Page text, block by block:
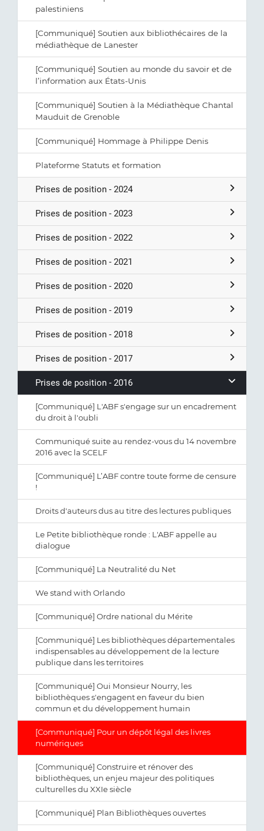
palestiniens
[Communiqué] Soutien aux bibliothécaires de la
médiathèque de Lanester
[Communiqué] Soutien au monde du savoir et de
l’information aux États-Unis
[Communiqué] Soutien à la Médiathèque Chantal
Mauduit de Grenoble
[Communiqué] Hommage à Philippe Denis
Plateforme Statuts et formation
Prises de position - 2024
Prises de position - 2023
Prises de position - 2022
Prises de position - 2021
Prises de position - 2020
Prises de position - 2019
Prises de position - 2018
Prises de position - 2017
Prises de position - 2016
[Communiqué] L'ABF s'engage sur un encadrement
du droit à l'oubli
Communiqué suite au rendez-vous du 14 novembre
2016 avec la SCELF
[Communiqué] L’ABF contre toute forme de censure
!
Droits d'auteurs dus au titre des lectures publiques
Le Petite bibliothèque ronde : L'ABF appelle au
dialogue
[Communiqué] La Neutralité du Net
We stand with Orlando
[Communiqué] Ordre national du Mérite
[Communiqué] Les bibliothèques départementales
indispensables au développement de la lecture
publique dans les territoires
[Communiqué] Oui Monsieur Nourry, les
bibliothèques s'engagent en faveur du bien
commun et du développement humain
[Communiqué] Pour un dépôt légal des livres
numériques
[Communiqué] Construire et rénover des
bibliothèques, un enjeu majeur des politiques
culturelles du XXIe siècle
[Communiqué] Plan Bibliothèques ouvertes